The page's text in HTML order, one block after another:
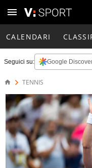
CALENDARI
Seguici su: Google
TENNIS